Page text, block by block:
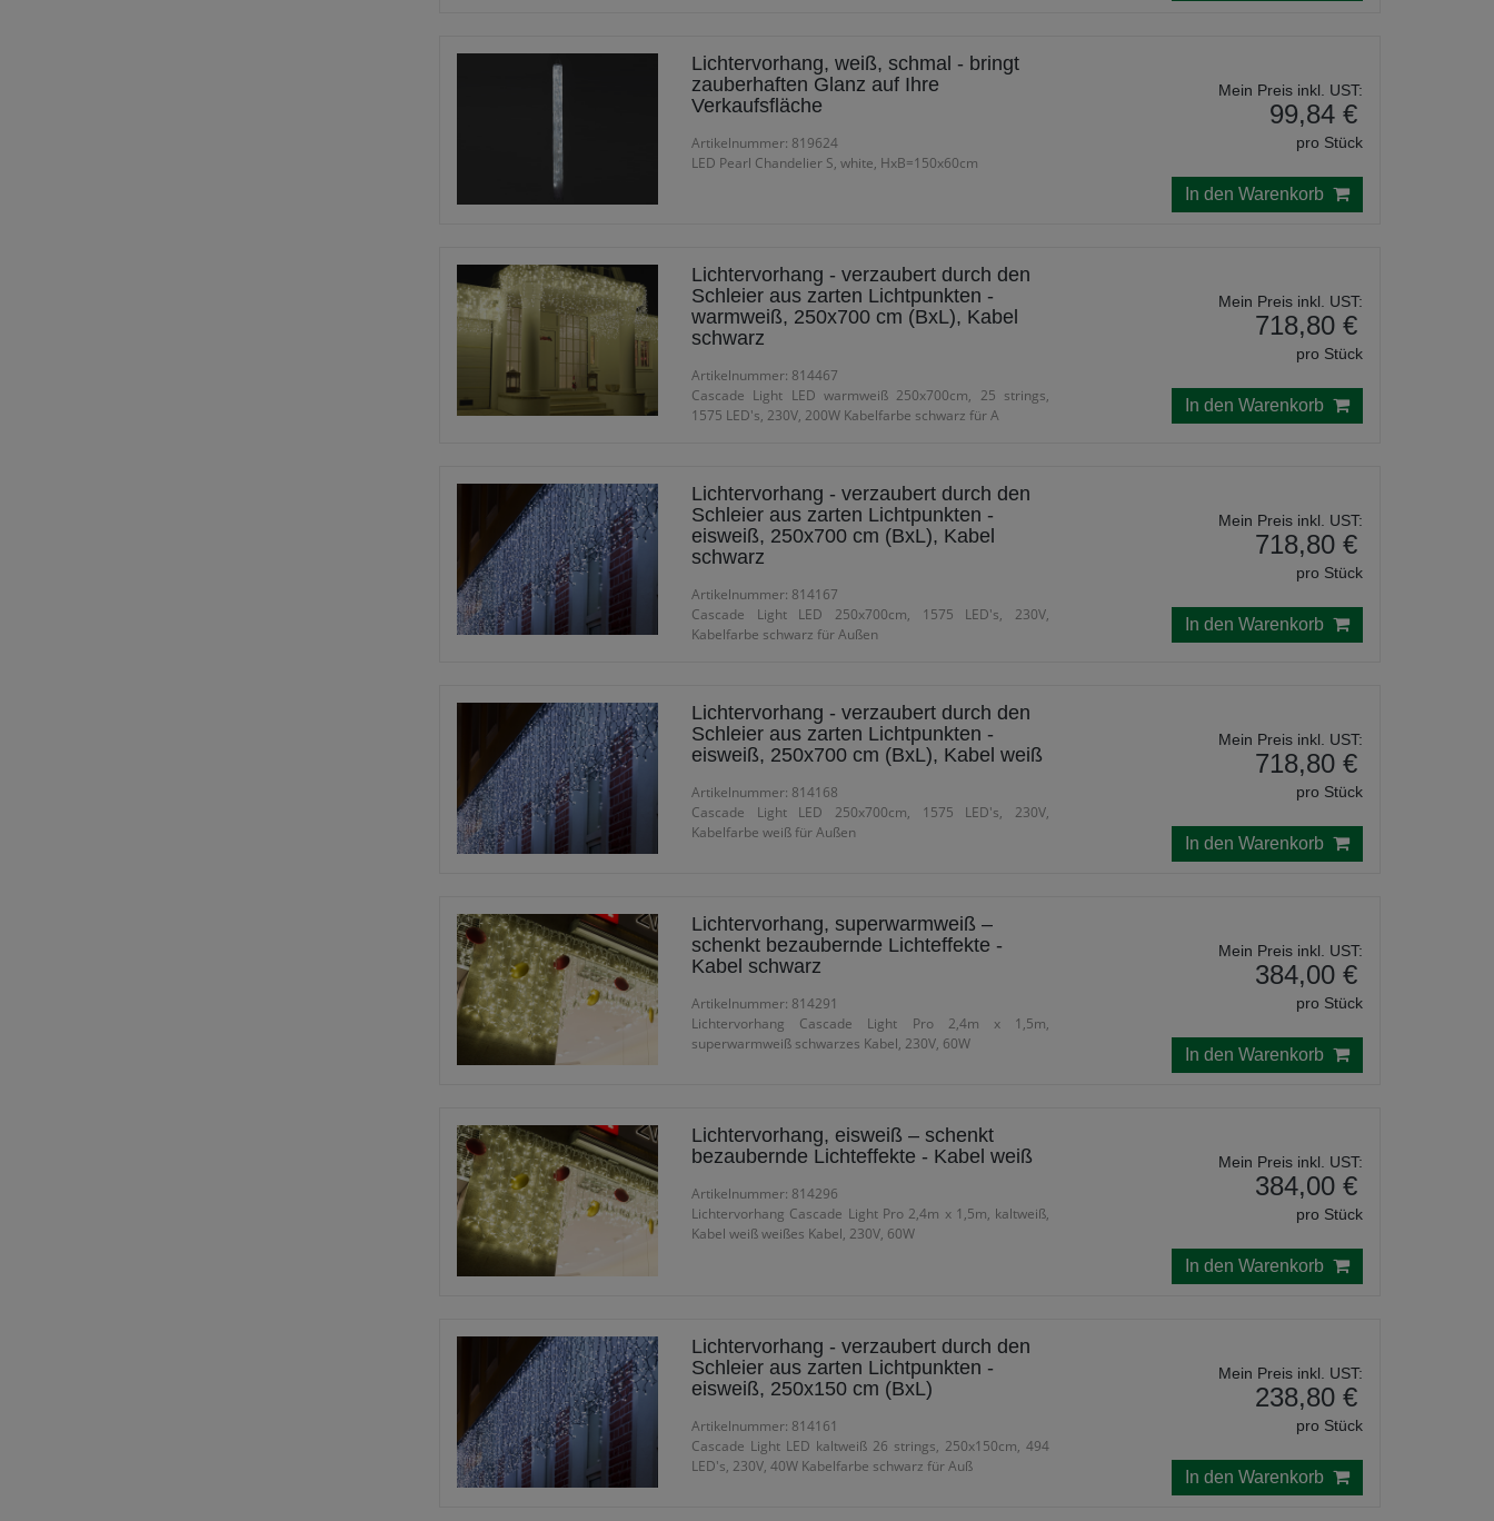
Lichtervorhang, weiß, schmal - bringt
zauberhaften Glanz auf Ihre
Verkaufsfläche
Artikelnummer: 819624
LED Pearl Chandelier S, white, HxB=150x60cm
Mein Preis inkl. UST:
99,84 €
pro Stück
In den Warenkorb
Lichtervorhang - verzaubert durch den
Schleier aus zarten Lichtpunkten -
warmweiß, 250x700 cm (BxL), Kabel
schwarz
Artikelnummer: 814467
Cascade Light LED warmweiß 250x700cm, 25 strings,
1575 LED's, 230V, 200W Kabelfarbe schwarz für A
Mein Preis inkl. UST:
718,80 €
pro Stück
In den Warenkorb
Lichtervorhang - verzaubert durch den
Schleier aus zarten Lichtpunkten -
eisweiß, 250x700 cm (BxL), Kabel
schwarz
Artikelnummer: 814167
Cascade Light LED 250x700cm, 1575 LED's, 230V,
Kabelfarbe schwarz für Außen
Mein Preis inkl. UST:
718,80 €
pro Stück
In den Warenkorb
Lichtervorhang - verzaubert durch den
Schleier aus zarten Lichtpunkten -
eisweiß, 250x700 cm (BxL), Kabel weiß
Artikelnummer: 814168
Cascade Light LED 250x700cm, 1575 LED's, 230V,
Kabelfarbe weiß für Außen
Mein Preis inkl. UST:
718,80 €
pro Stück
In den Warenkorb
Lichtervorhang, superwarmweiß –
schenkt bezaubernde Lichteffekte -
Kabel schwarz
Artikelnummer: 814291
Lichtervorhang Cascade Light Pro 2,4m x 1,5m,
superwarmweiß schwarzes Kabel, 230V, 60W
Mein Preis inkl. UST:
384,00 €
pro Stück
In den Warenkorb
Lichtervorhang, eisweiß – schenkt
bezaubernde Lichteffekte - Kabel weiß
Artikelnummer: 814296
Lichtervorhang Cascade Light Pro 2,4m x 1,5m, kaltweiß,
Kabel weiß weißes Kabel, 230V, 60W
Mein Preis inkl. UST:
384,00 €
pro Stück
In den Warenkorb
Lichtervorhang - verzaubert durch den
Schleier aus zarten Lichtpunkten -
eisweiß, 250x150 cm (BxL)
Artikelnummer: 814161
Cascade Light LED kaltweiß 26 strings, 250x150cm, 494
LED's, 230V, 40W Kabelfarbe schwarz für Auß
Mein Preis inkl. UST:
238,80 €
pro Stück
In den Warenkorb